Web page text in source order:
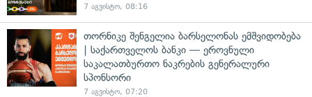
7 აგვისტო, 08:16
თორნიკე შენგელია ბარსელონას ემშვიდობება
| საქართველოს ბანკი — ეროვნული
საკალათბურთო ნაკრების გენერალური
სპონსორი
7 აგვისტო, 07:20